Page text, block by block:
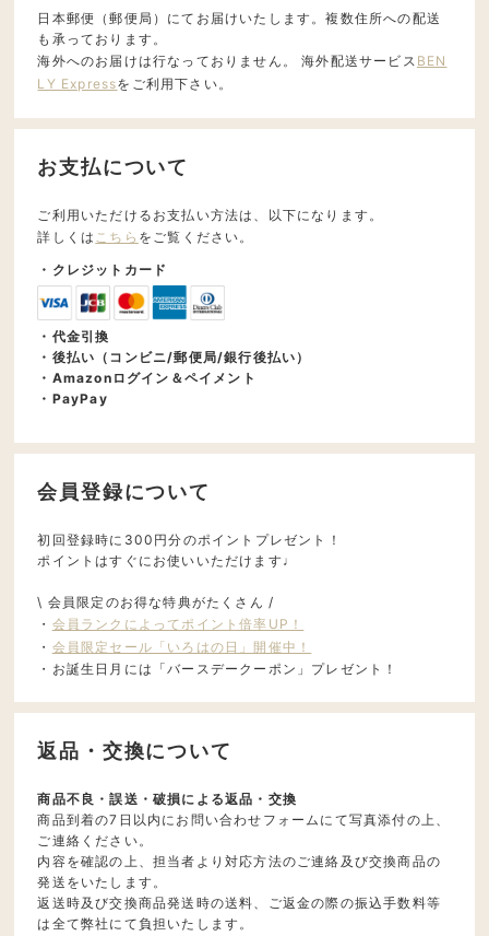
日本郵便（郵便局）にてお届けいたします。複数住所への配送
も承っております。
海外へのお届けは行なっておりません。 海外配送サービス BEN
LY Expressをご利用下さい。
お支払について
ご利用いただけるお支払い方法は、以下になります。
詳しくは こちら をご覧ください。
・クレジットカード
・代金引換
・後払い（コンビニ/郵便局/銀行後払い）
・Amazonログイン＆ペイメント
・PayPay
会員登録について
初回登録時に300円分のポイントプレゼント！
ポイントはすぐにお使いいただけます♩
\ 会員限定のお得な特典がたくさん /
・ 会員ランクによってポイント倍率UP！
・ 会員限定セール「いろはの日」開催中！
・お誕生日月には「バースデークーポン」プレゼント！
返品・交換について
商品不良・誤送・破損による返品・交換
商品到着の7日以内にお問い合わせフォームにて写真添付の上、
ご連絡ください。
内容を確認の上、担当者より対応方法のご連絡及び交換商品の
発送をいたします。
返送時及び交換商品発送時の送料、ご返金の際の振込手数料等
は全て弊社にて負担いたします。